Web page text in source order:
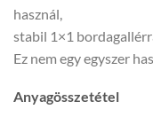
használ,
stabil 1×1
Ez nem egy egyszer
Anyagösszetétel